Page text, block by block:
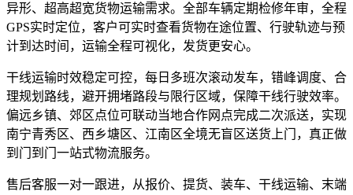
异形、超高超宽货物运输需求。全部车辆定期检修年审，全程
GPS实时定位，客户可实时查看货物在途位置、行驶轨迹与预
计到达时间，运输全程可视化，发货更安心。
干线运输时效稳定可控，每日多班次滚动发车，错峰调度、合
理规划路线，避开拥堵路段与限行区域，保障干线行驶效率。
偏远乡镇、郊区点位可联动当地合作网点完成二次派送，实现
南宁青秀区、西乡塘区、江南区全境无盲区送货上门，真正做
到门到门一站式物流服务。
售后客服一对一跟进，从报价、提货、装车、干线运输、末端